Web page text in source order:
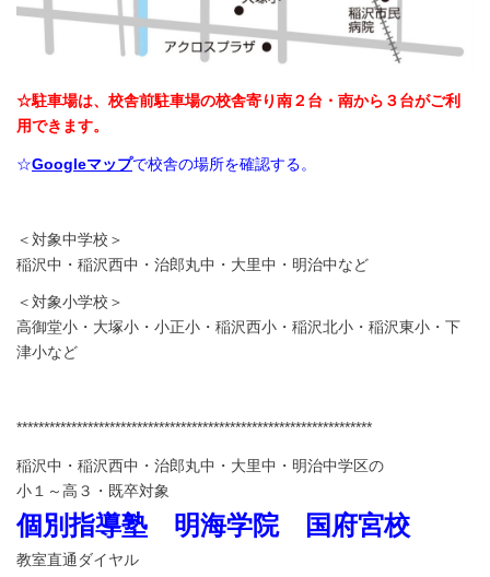
☆駐車場は、校舎前駐車場の校舎寄り南２台・南から３台がご利
用できます。
☆Googleマップで校舎の場所を確認する。
＜対象中学校＞
稲沢中・稲沢西中・治郎丸中・大里中・明治中など
＜対象小学校＞
高御堂小・大塚小・小正小・稲沢西小・稲沢北小・稲沢東小・下
津小など
*****************************************************************
稲沢中・稲沢西中・治郎丸中・大里中・明治中学区の
小１～高３・既卒対象
個別指導塾 明海学院 国府宮校
教室直通ダイヤル